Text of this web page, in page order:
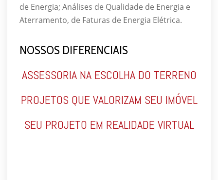
de Energia; Análises de Qualidade de Energia e
Aterramento, de Faturas de Energia Elétrica.
NOSSOS DIFERENCIAIS
ASSESSORIA NA ESCOLHA DO TERRENO
PROJETOS QUE VALORIZAM SEU IMÓVEL
SEU PROJETO EM REALIDADE VIRTUAL